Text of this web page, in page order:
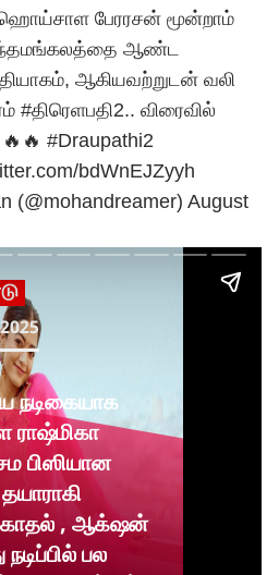
பேரரசன் மூன்றாம்
ஆண்ட
ஆகியவற்றுடன் வலி
#திரெளபதி2.. விரைவில்
#Draupathi2
bdWnEJZyyh
(@mohandreamer) August